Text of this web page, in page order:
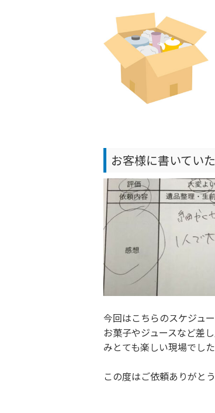
お客様に書いてい
今回はこちらのスケジュ
お菓子やジュースなど差
みとても楽しい現場でした
この度はご依頼ありがと